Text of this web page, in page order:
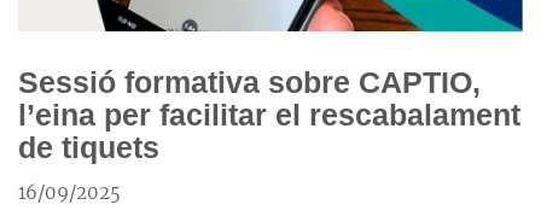
Sessió formativa sobre CAPTIO,
l’eina per facilitar el rescabalament
de tiquets
16/09/2025